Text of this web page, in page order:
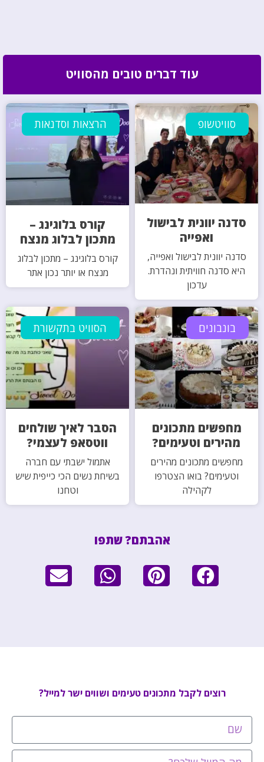
עוד דברים טובים מהסוויט
סוויטשופ
סדנה יוונית לבישול
ואפייה
סדנה יוונית לבישול ואפייה,
היא סדנה חוויתית ונהדרת.
עדכון
הרצאות וסדנאות
קורס בלוגינג –
מתכון לבלוג מנצח
קורס בלוגינג – מתכון לבלוג
מנצח או יותר נכון אתר
בונבונים
מחפשים מתכונים
מהירים וטעימים?
מחפשים מתכונים מהירים
וטעימים? בואו הצטרפו
לקהילה
הסוויט בתקשורת
הסבר לאיך שולחים
ווטסאפ לעצמי?
אתמול ישבתי עם חברה
בשיחת נשים הכי כייפית שיש
וטחנו
אהבתם? שתפו
רוצים לקבל מתכונים טעימים ושווים ישר למייל?